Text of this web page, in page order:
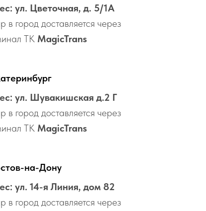
ул. Цветочная, д. 5/1А
в город доставляется через
ТК MagicTrans
ул. Шувакишская д.2 Г
в город доставляется через
ТК MagicTrans
на-Дону
ул. 14-я Линия, дом 82
в город доставляется через